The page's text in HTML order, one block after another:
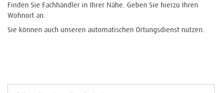
Finden Sie Fachhändler in Ihrer Nähe. Geben Sie hierzu Ihren
Wohnort an.
Sie können auch unseren automatischen Ortungsdienst nutzen.